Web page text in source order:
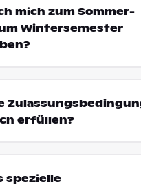
mich zum Sommer-
Wintersemester
erfüllen?
spezielle